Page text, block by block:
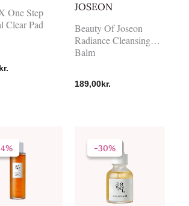
One Step
Clear Pad
kr.
JOSEON
Beauty Of Joseon
Radiance Cleansing
Balm
189,00kr.
oprindelige
pris
var:
189,00kr..
-30%
-30%
oprindelige
pris
var:
169,00kr..